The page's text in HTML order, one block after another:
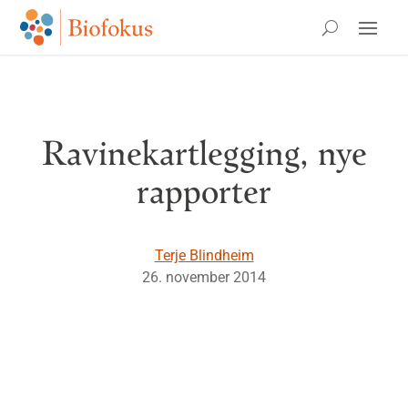
Ravinekartlegging, nye
rapporter
Terje Blindheim
26. november 2014